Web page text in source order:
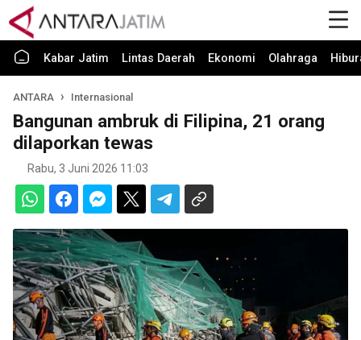
Kabar Jatim Lintas Daerah Ekonomi Olahraga
ANTARA Internasional
Bangunan ambruk di Filipina, 21 orang
dilaporkan tewas
Rabu, 3 Juni 2026 11:03